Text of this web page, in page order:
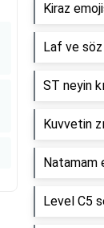
Kiraz
Laf ve söz
ST neyin
Kuvvetin
Natamam
Level C5